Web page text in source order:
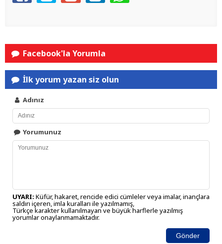
Facebook'la Yorumla
İlk yorum yazan siz olun
Adınız
Yorumunuz
UYARI: Küfür, hakaret, rencide edici cümleler veya imalar, inançlara
saldırı içeren, imla kuralları ile yazılmamış,
Türkçe karakter kullanılmayan ve büyük harflerle yazılmış
yorumlar onaylanmamaktadır.
Gönder